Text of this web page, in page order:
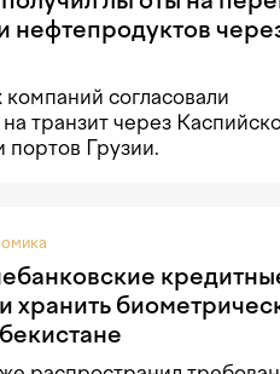
нефтепродуктов
компаний согласовали
транзит через
портов Грузии.
хранить